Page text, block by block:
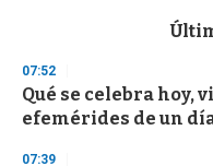
d
s
o
f
07:52
Qué se celebra hoy,
efemérides de un
07:39